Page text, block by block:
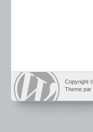
Copyright
Theme par